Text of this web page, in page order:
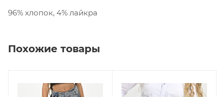
96% хлопок, 4% лайкра
Похожие товары